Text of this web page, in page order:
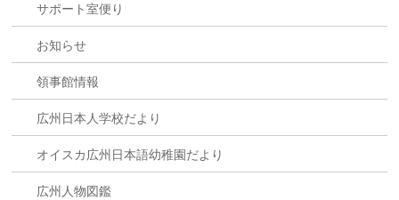
サポート室便り
お知らせ
領事館情報
広州日本人学校だより
オイスカ広州日本語幼稚園だより
広州人物図鑑